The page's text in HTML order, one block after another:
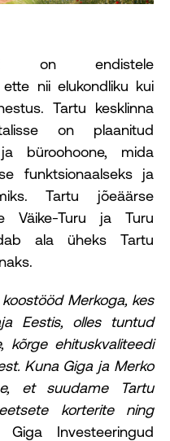
on endistele
nii elukondliku kui
Tartu kesklinna
on plaanitud
büroohoone, mida
funktsionaalseks ja
Tartu jõeäärse
Väike-Turu ja Turu
ala üheks Tartu
Merkoga, kes
Eestis, olles tuntud
kõrge ehituskvaliteedi
Kuna Giga ja Merko
et suudame Tartu
korterite ning
Investeeringud